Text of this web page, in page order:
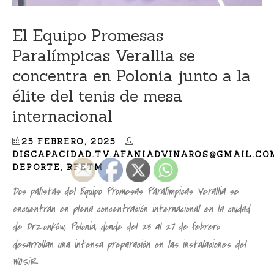
El Equipo Promesas
Paralímpicas Verallia se
concentra en Polonia junto a la
élite del tenis de mesa
internacional
25 FEBRERO, 2025
DEPORTE, RFETM
Dos palistas del Equipo Promesas Paralímpicas Verallia se
encuentran en plena concentración internacional en la ciudad
de Drzonków, Polonia, donde del 23 al 27 de febrero
desarrollan una intensa preparación en las instalaciones del
WOSiR